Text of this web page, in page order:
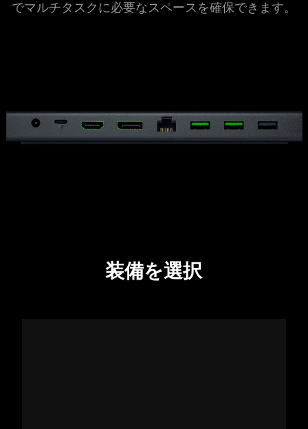
でマルチタスクに必要なスペースを確保でき ます。
装備を選択